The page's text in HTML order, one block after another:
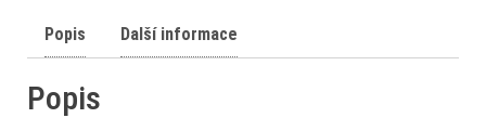
Popis Další informace
Popis